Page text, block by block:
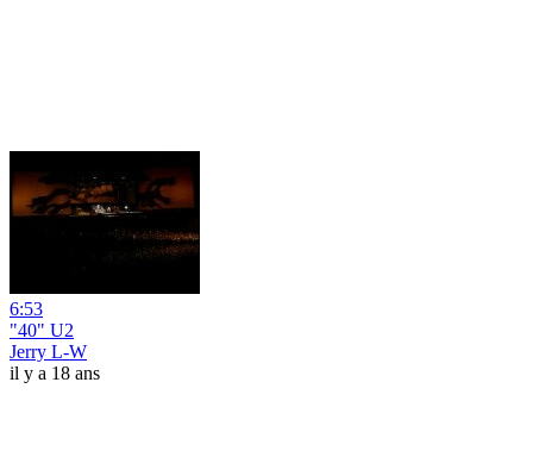
6:53
"40" U2
Jerry L-W
il y a 18 ans